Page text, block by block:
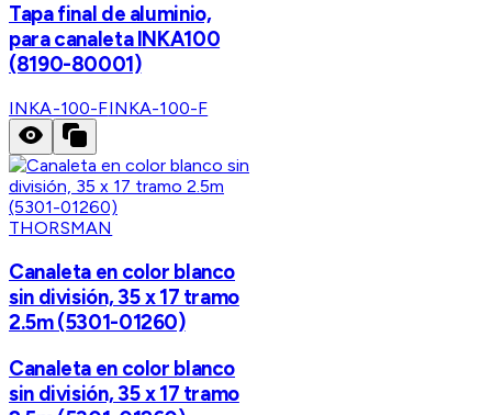
Tapa final de aluminio,
para canaleta INKA100
(8190-80001)
INKA-100-FINKA-100-F
THORSMAN
Canaleta en color blanco
sin división, 35 x 17 tramo
2.5m (5301-01260)
Canaleta en color blanco
sin división, 35 x 17 tramo